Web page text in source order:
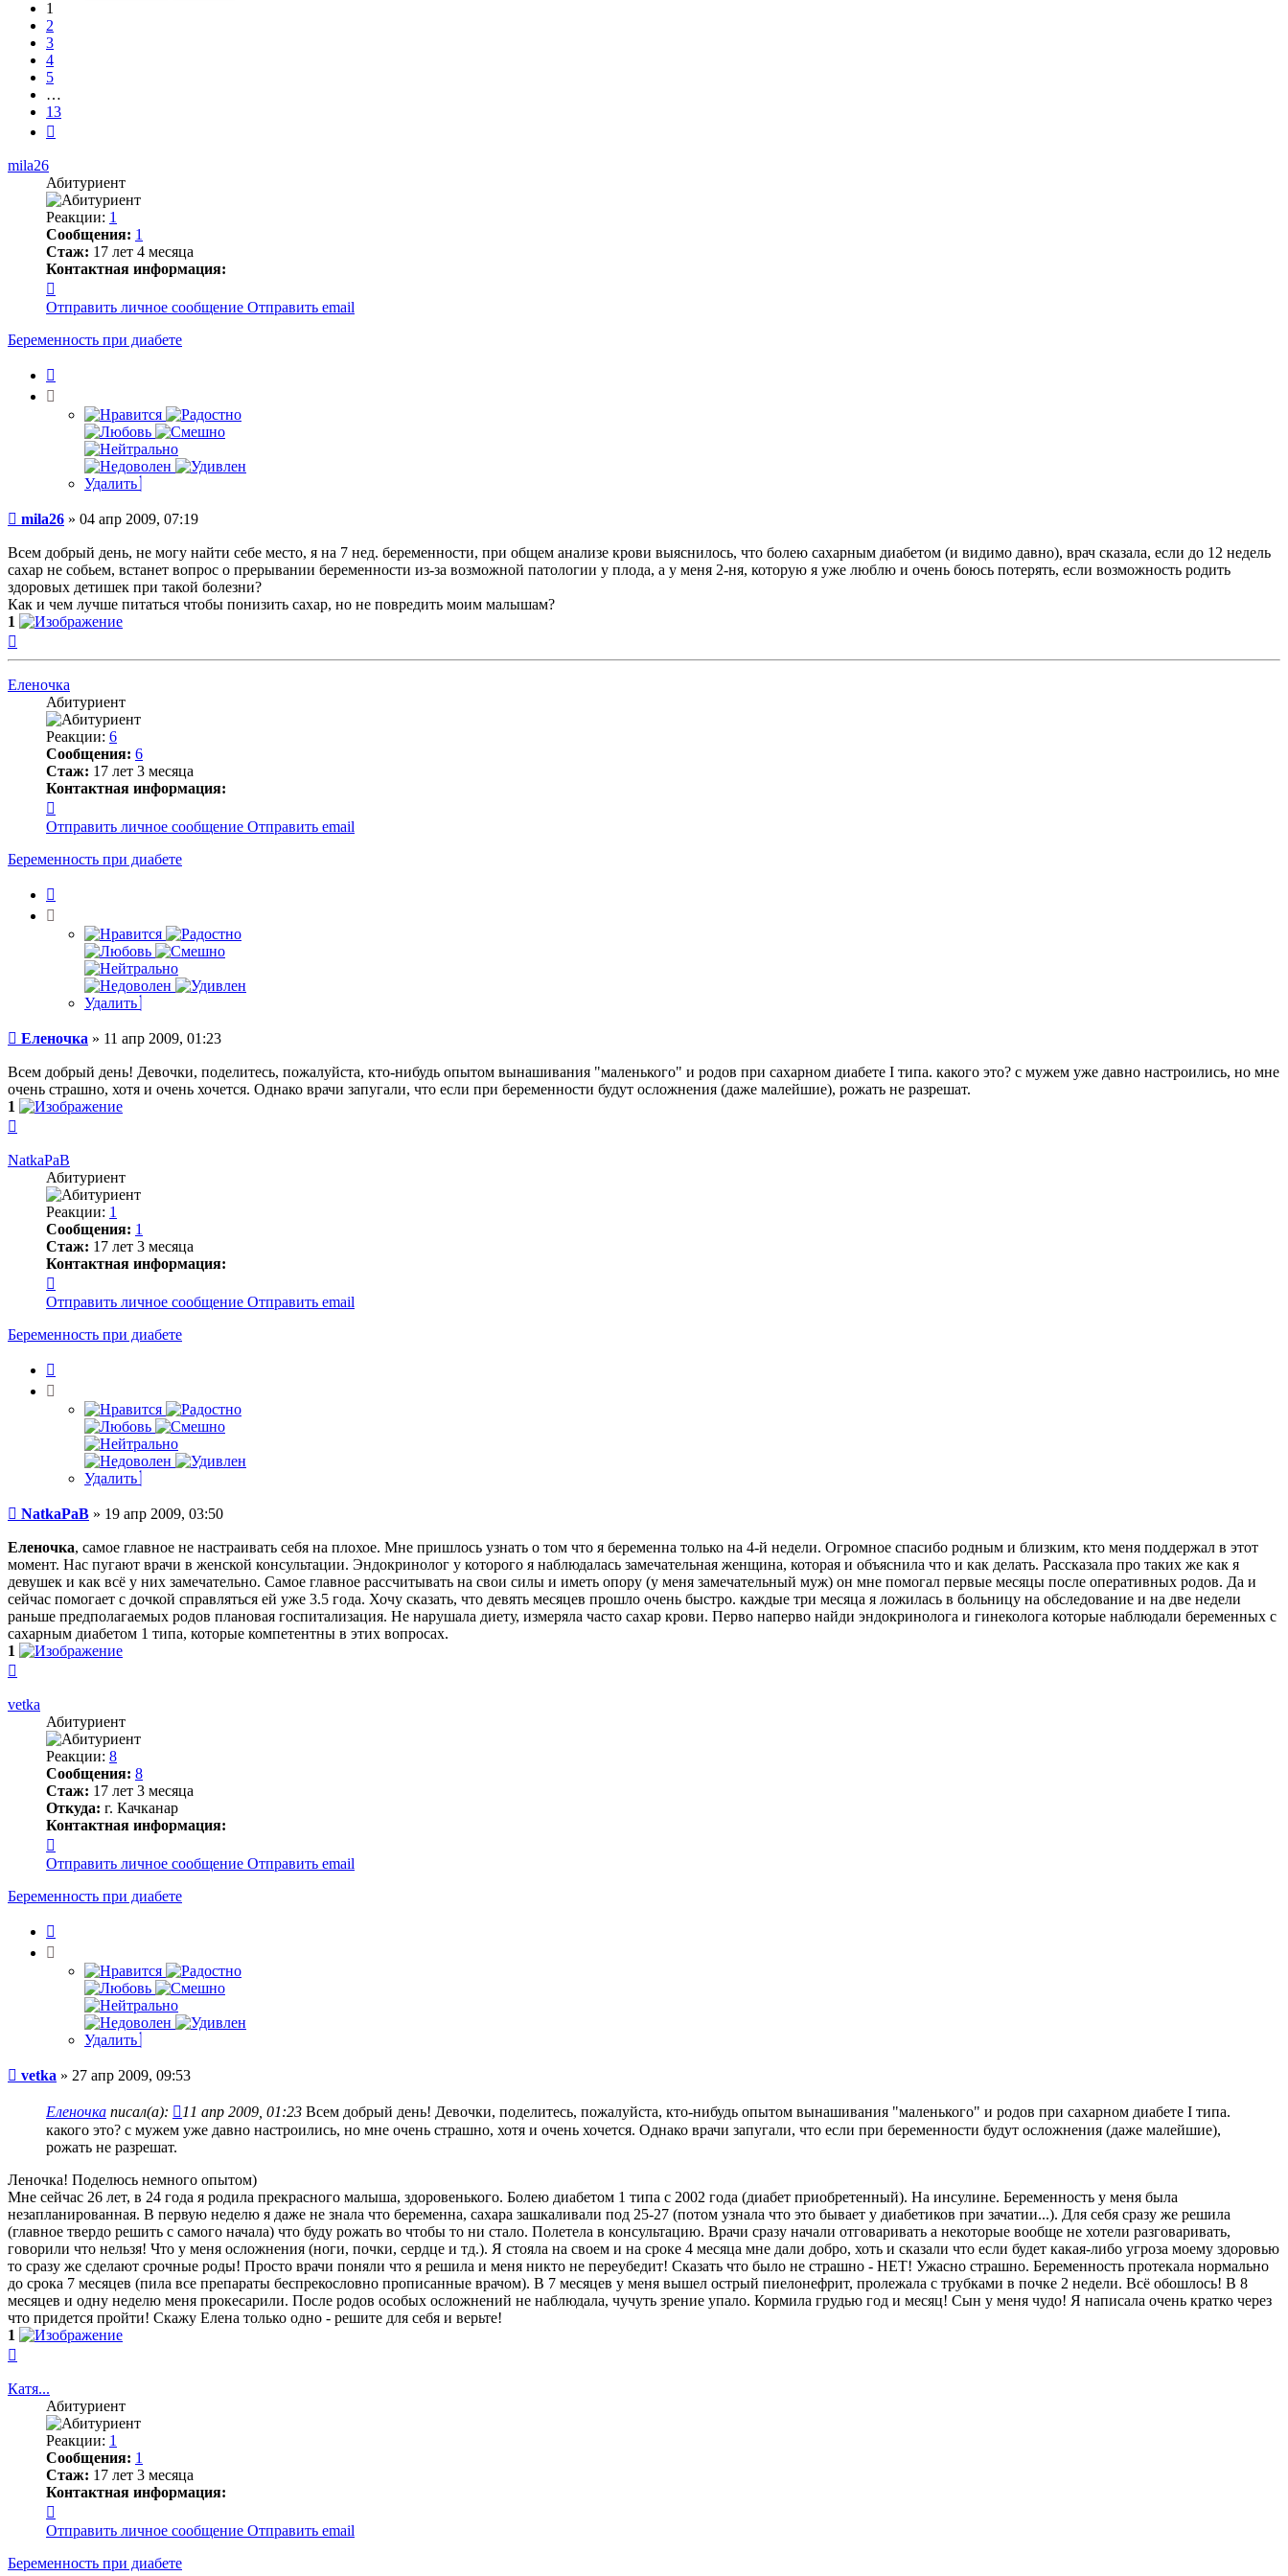
1
2
3
4
5
…
13
mila26
Абитуриент
Реакции: 1
Сообщения: 1
Стаж: 17 лет 4 месяца
Контактная информация:
информация
пользователя
mila26
Отправить личное сообщение Отправить email
Беременность при диабете
Удалить
Сообщение
mila26 » 04 апр 2009, 07:19
Всем добрый день, не могу найти себе место, я на 7 нед. беременности, при общем анализе крови выяснилось, что болею сахарным диабетом (и видимо давно), врач сказала, если до 12 недель
сахар не собьем, встанет вопрос о прерывании беременности из-за возможной патологии у плода, а у меня 2-ня, которую я уже люблю и очень боюсь потерять, если возможность родить
здоровых детишек при такой болезни?
Как и чем лучше питаться чтобы понизить сахар, но не повредить моим малышам?
1
Еленочка
Абитуриент
Реакции: 6
Сообщения: 6
Стаж: 17 лет 3 месяца
Контактная информация:
информация
пользователя
Еленочка
Отправить личное сообщение Отправить email
Беременность при диабете
Удалить
Сообщение
Еленочка » 11 апр 2009, 01:23
Всем добрый день! Девочки, поделитесь, пожалуйста, кто-нибудь опытом вынашивания "маленького" и родов при сахарном диабете I типа. какого это? с мужем уже давно настроились, но мне
очень страшно, хотя и очень хочется. Однако врачи запугали, что если при беременности будут осложнения (даже малейшие), рожать не разрешат.
1
началу
NatkaPaB
Абитуриент
Реакции: 1
Сообщения: 1
Стаж: 17 лет 3 месяца
Контактная информация:
информация
пользователя
NatkaPaB
Отправить личное сообщение Отправить email
Беременность при диабете
Удалить
Сообщение
NatkaPaB » 19 апр 2009, 03:50
Еленочка, самое главное не настраивать себя на плохое. Мне пришлось узнать о том что я беременна только на 4-й недели. Огромное спасибо родным и близким, кто меня поддержал в этот
момент. Нас пугают врачи в женской консультации. Эндокринолог у которого я наблюдалась замечательная женщина, которая и объяснила что и как делать. Рассказала про таких же как я
девушек и как всё у них замечательно. Самое главное рассчитывать на свои силы и иметь опору (у меня замечательный муж) он мне помогал первые месяцы после оперативных родов. Да и
сейчас помогает с дочкой справляться ей уже 3.5 года. Хочу сказать, что девять месяцев прошло очень быстро. каждые три месяца я ложилась в больницу на обследование и на две недели
раньше предполагаемых родов плановая госпитализация. Не нарушала диету, измеряла часто сахар крови. Перво наперво найди эндокринолога и гинеколога которые наблюдали беременных с
сахарным диабетом 1 типа, которые компетентны в этих вопросах.
1
началу
vetka
Абитуриент
Реакции: 8
Сообщения: 8
Стаж: 17 лет 3 месяца
Откуда: г. Качканар
Контактная информация:
информация
пользователя
vetka
Отправить личное сообщение Отправить email
Беременность при диабете
Удалить
Сообщение
vetka » 27 апр 2009, 09:53
Еленочка писал(а): 11 апр 2009, 01:23 Всем добрый день! Девочки, поделитесь, пожалуйста, кто-нибудь опытом вынашивания "маленького" и родов при сахарном диабете I типа.
какого это? с мужем уже давно настроились, но мне очень страшно, хотя и очень хочется. Однако врачи запугали, что если при беременности будут осложнения (даже малейшие),
рожать не разрешат.
Леночка! Поделюсь немного опытом)
Мне сейчас 26 лет, в 24 года я родила прекрасного малыша, здоровенького. Болею диабетом 1 типа с 2002 года (диабет приобретенный). На инсулине. Беременность у меня была
незапланированная. В первую неделю я даже не знала что беременна, сахара зашкаливали под 25-27 (потом узнала что это бывает у диабетиков при зачатии...). Для себя сразу же решила
(главное твердо решить с самого начала) что буду рожать во чтобы то ни стало. Полетела в консультацию. Врачи сразу начали отговаривать а некоторые вообще не хотели разговаривать,
говорили что нельзя! Что у меня осложнения (ноги, почки, сердце и тд.). Я стояла на своем и на сроке 4 месяца мне дали добро, хоть и сказали что если будет какая-либо угроза моему здоровью
то сразу же сделают срочные роды! Просто врачи поняли что я решила и меня никто не переубедит! Сказать что было не страшно - НЕТ! Ужасно страшно. Беременность протекала нормально
до срока 7 месяцев (пила все препараты беспрекословно прописанные врачом). В 7 месяцев у меня вышел острый пиелонефрит, пролежала с трубками в почке 2 недели. Всё обошлось! В 8
месяцев и одну неделю меня прокесарили. После родов особых осложнений не наблюдала, чучуть зрение упало. Кормила грудью год и месяц! Сын у меня чудо! Я написала очень кратко через
что придется пройти! Скажу Елена только одно - решите для себя и верьте!
1
началу
Катя...
Абитуриент
Реакции: 1
Сообщения: 1
Стаж: 17 лет 3 месяца
Контактная информация:
информация
пользователя
Катя...
Отправить личное сообщение Отправить email
Беременность при диабете